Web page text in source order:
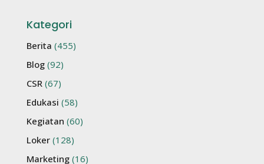
Kategori
Berita (455)
Blog (92)
CSR (67)
Edukasi (58)
Kegiatan (60)
Loker (128)
Marketing (16)